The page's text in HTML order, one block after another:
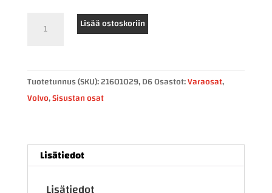
viiksien
21601029
määrä
Lisää ostoskoriin
Tuotetunnus (SKU):21601029, D6Osastot:Varaosat,
Volvo,Sisustan osat
Lisätiedot